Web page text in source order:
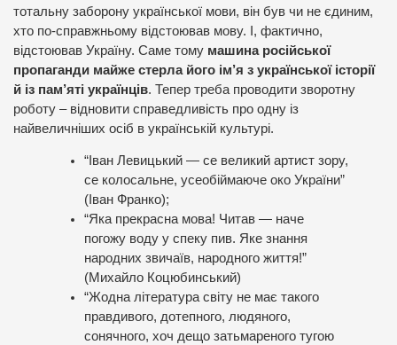
тотальну заборону української мови, він був чи не єдиним,
хто по-справжньому відстоював мову. І, фактично,
відстоював Україну. Саме тому машина російської
пропаганди майже стерла його ім’я з української історії
й із пам’яті українців. Тепер треба проводити зворотну
роботу – відновити справедливість про одну із
найвеличніших осіб в українській культурі.
“Іван Левицький — се великий артист зору,
се колосальне, усеобіймаюче око України”
(Іван Франко);
“Яка прекрасна мова! Читав — наче
погожу воду у спеку пив. Яке знання
народних звичаїв, народного життя!”
(Михайло Коцюбинський)
“Жодна література світу не має такого
правдивого, дотепного, людяного,
сонячного, хоч дещо затьмареного тугою